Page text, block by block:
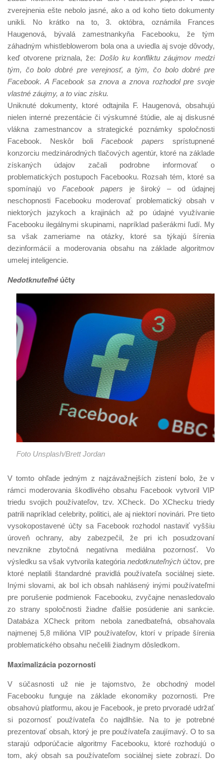
zverejnenia ešte nebolo jasné, ako a od koho tieto dokumenty
unikli. No krátko na to, 3. októbra, oznámila Frances
Haugenová, bývalá zamestnankyňa Facebooku, že tým
záhadným whistleblowerom bola ona a uviedla aj svoje dôvody,
keď otvorene priznala, že: Došlo ku konfliktu záujmov medzi
tým, čo bolo dobré pre verejnosť,a tým, čo bolo dobré pre
Facebook. A Facebook sa znova a znova rozhodol pre svoje
vlastné záujmy, a to viac zisku.
Uniknuté dokumenty, ktoré odtajnila F. Haugenová, obsahujú
nielen interné prezentácie či výskumné štúdie, ale aj diskusné
vlákna zamestnancov a strategické poznámky spoločnosti
Facebook. Neskôr boliFacebook papers sprístupnené
konzorciu medzinárodných tlačových agentúr, ktoré na základe
získaných údajov začali podrobne informovať o
problematických postupoch Facebooku. Rozsah tém, ktoré sa
spomínajú vo Facebook papers je široký – od údajnej
neschopnosti Facebooku moderovať problematický obsah v
niektorých jazykoch a krajinách až po údajné využívanie
Facebooku ilegálnymi skupinami, napríklad pašerákmi ľudí. My
sa však zameriame na otázky, ktoré sa týkajú šírenia
dezinformácií a moderovania obsahu na základe algoritmov
umelej inteligencie.
Nedotknuteľnéúčty
Foto Unsplash/Brett Jordan
V tomto ohľade jedným z najzávažnejších zistení bolo, že v
rámci moderovania škodlivého obsahu Facebook vytvoril VIP
triedu svojich používateľov, tzv. XCheck. Do XChecku triedy
patrili napríklad celebrity, politici, ale aj niektorí novinári. Pre tieto
vysokopostavené účty sa Facebook rozhodol nastaviť vyššiu
úroveň ochrany, aby zabezpečil, že pri ich posudzovaní
nevznikne zbytočná negatívna mediálna pozornosť. Vo
výsledku sa však vytvorila kategória nedotknuteľných účtov, pre
ktoré neplatili štandardné pravidlá používateľa sociálnej siete.
Inými slovami, ak bol ich obsah nahlásený inými používateľmi
pre porušenie podmienok Facebooku, zvyčajne nenasledovalo
zo strany spoločnosti žiadne ďalšie posúdenie ani sankcie.
Databáza XCheck pritom nebola zanedbateľná, obsahovala
najmenej 5,8 milióna VIP používateľov, ktorí v prípade šírenia
problematického obsahu nečelili žiadnym dôsledkom.
Maximalizácia pozornosti
V súčasnosti už nie je tajomstvo, že obchodný model
Facebooku funguje na základe ekonomiky pozornosti. Pre
obsahovú platformu, akou je Facebook, je preto prvoradé udržať
si pozornosť používateľa čo najdlhšie. Na to je potrebné
prezentovať obsah, ktorý je pre používateľa zaujímavý. O to sa
starajú odporúčacie algoritmy Facebooku, ktoré rozhodujú o
tom, aký obsah sa používateľom sociálnej siete zobrazí. Do